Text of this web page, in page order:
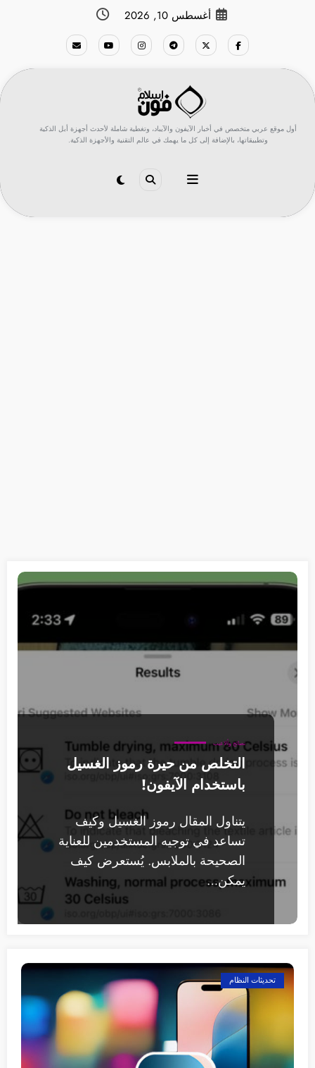
أغسطس 10, 2026
أول موقع عربي متخصص في أخبار الآيفون والآيباد، وتغطية شاملة لأحدث أجهزة أبل الذكية
وتطبيقاتها، بالإضافة إلى كل ما يهمك في عالم التقنية والأجهزة الذكية.
نصائح وألاعيب
التخلص من حيرة رموز الغسيل
باستخدام الآيفون!
يتناول المقال رموز الغسيل وكيف
تساعد في توجيه المستخدمين للعناية
الصحيحة بالملابس. يُستعرض كيف
يمكن…
تحديثات النظام